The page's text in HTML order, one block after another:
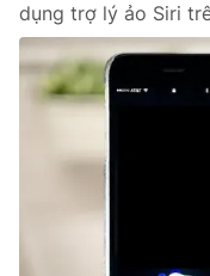
Hậu trường
Nhân vật
Khán giả
Giải sao mai
Điện ảnh
Âm nhạc
Đời sống
Du lịch
Làm đẹp
Chất lượng cuộc sống
Tuyển sinh
Học trực tuyến
Hitech Công nghệ
Giao lưu trực tuyến
dụng trợ lý ảo Siri